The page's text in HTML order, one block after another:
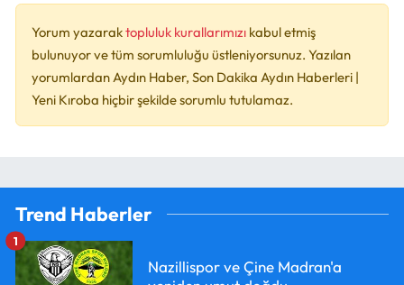
Yorum yazaraktopluluk kurallarımızı kabul etmiş
bulunuyor ve tüm sorumluluğu üstleniyorsunuz. Yazılan
yorumlardan Aydın Haber, Son Dakika Aydın Haberleri |
Yeni Kıroba hiçbir şekilde sorumlu tutulamaz.
Trend Haberler
Nazillispor ve Çine Madran'a
1